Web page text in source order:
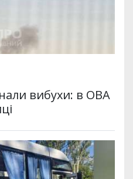
вибухи: в ОВА